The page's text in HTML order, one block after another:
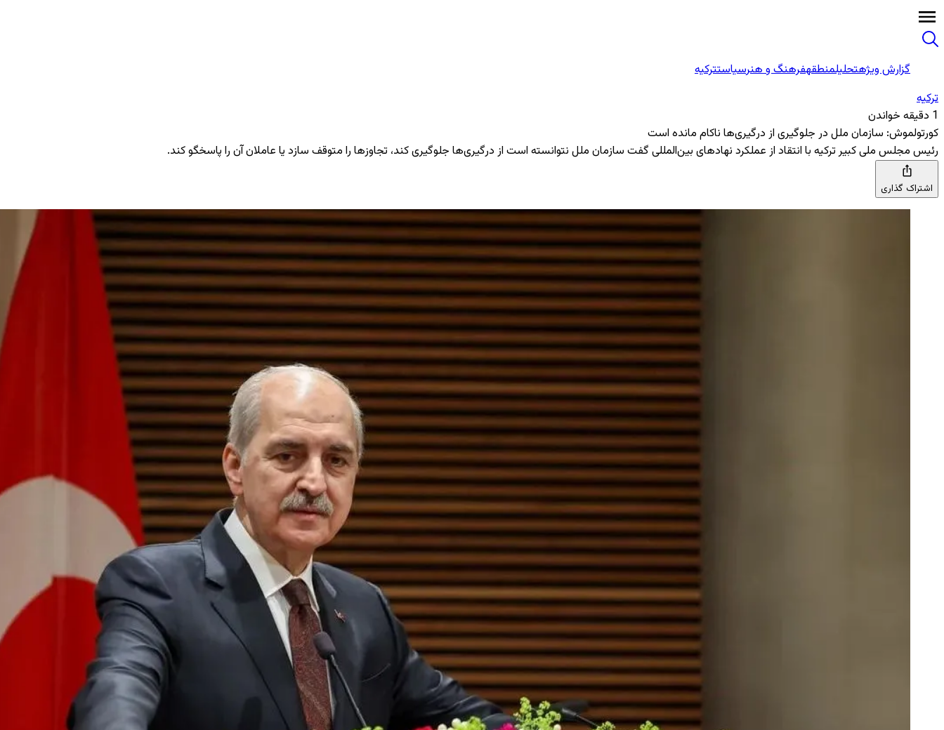
گزارش ویژهتحلیلمنطقهفرهنگ و هنرسیاستترکیه
ترکیه
1 دقیقه خواندن
کورتولموش: سازمان ملل در جلوگیری از درگیری‌ها ناکام مانده است
رئیس مجلس ملی کبیر ترکیه با انتقاد از عملکرد نهادهای بین‌المللی گفت سازمان ملل نتوانسته است از درگیری‌ها جلوگیری کند، تجاوزها را متوقف سازد یا عاملان آن را پاسخگو کند.
اشتراک گذاری